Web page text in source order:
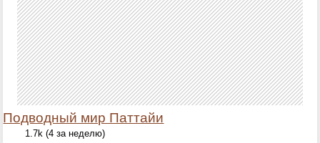
Подводный мир Паттайи
1.7k (4 за неделю)